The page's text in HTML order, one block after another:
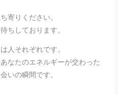
寄りください。
ちしております。
人それぞれです。
なたのエネルギーが交わった
いの瞬間です。